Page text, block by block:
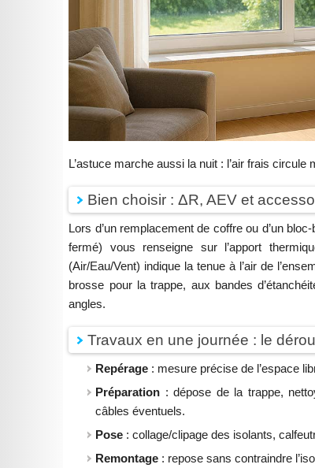
L’astuce marche aussi la nuit : l’air frais circule
Bien choisir : ΔR, AEV et
Lors d’un remplacement de coffre ou d’un
fermé) vous renseigne sur l’apport
(Air/Eau/Vent) indique la tenue à l’air de
brosse pour la trappe, aux bandes
angles.
Travaux en une journée : le
Repérage : mesure précise de l’espace
Préparation : dépose de la trappe,
câbles éventuels.
Pose : collage/clipage des isolants,
Remontage : repose sans contraindre